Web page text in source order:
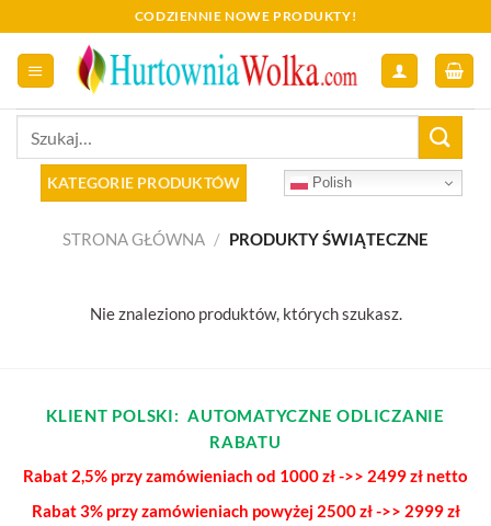
to
content
CODZIENNIE NOWE PRODUKTY!
KATEGORIE PRODUKTÓW Polish
STRONA GŁÓWNA / PRODUKTY ŚWIĄTECZNE
Nie znaleziono produktów, których szukasz.
KLIENT POLSKI: AUTOMATYCZNE ODLICZANIE
RABATU
Rabat 2,5% przy zamówieniach od 1000 zł ->> 2499 zł netto
Rabat 3% przy zamówieniach powyżej 2500 zł ->> 2999 zł